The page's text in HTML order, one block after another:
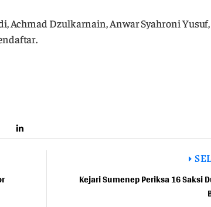
Achmad Dzulkarnain, Anwar Syahroni
Kejari Sumenep Periksa 16 Saksi